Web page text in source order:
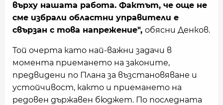
върху нашата работа. Фактът, че още не
сме избрали областни управители е
свързан с това напрежение", обясни Денков.
Той очерта като най-важни задачи в
момента приемането на законите,
предвидени по Плана за възстановяване и
устойчивост, както и приемането на
редовен държавен бюджет. По последната